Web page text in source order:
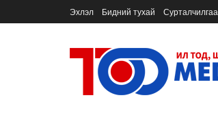
Эхлэл Бидний тухай